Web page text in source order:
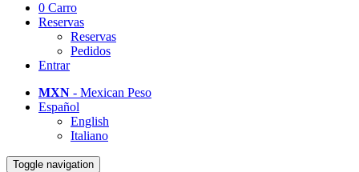
0 Carro
Reservas
Reservas
Pedidos
Entrar
MXN - Mexican Peso
Español
English
Italiano
Toggle navigation